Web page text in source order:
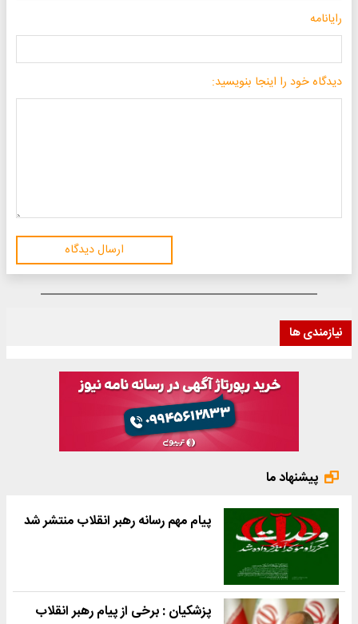
رایانامه
دیدگاه خود را اینجا بنویسید:
ارسال دیدگاه
نیازمندی ها
پیشنهاد ما
پیام مهم رسانه رهبر انقلاب منتشر شد
پزشکیان : برخی از پیام رهبر انقلاب